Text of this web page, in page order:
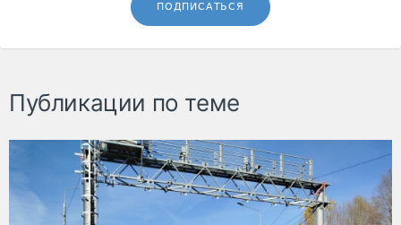
ПОДПИСАТЬСЯ
Публикации по теме